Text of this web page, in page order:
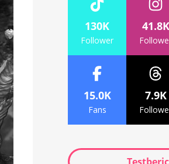
130K
Follower
41.8K
15.0K
Fans
7.9K